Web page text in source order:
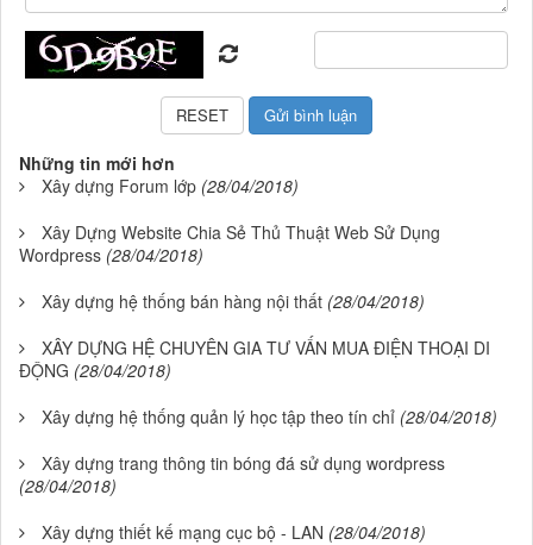
Những tin mới hơn
Xây dựng Forum lớp (28/04/2018)
Xây Dựng Website Chia Sẻ Thủ Thuật Web Sử Dụng
Wordpress (28/04/2018)
Xây dựng hệ thống bán hàng nội thất (28/04/2018)
XÂY DỰNG HỆ CHUYÊN GIA TƯ VẤN MUA ĐIỆN THOẠI DI
ĐỘNG (28/04/2018)
Xây dựng hệ thống quản lý học tập theo tín chỉ (28/04/2018)
Xây dựng trang thông tin bóng đá sử dụng wordpress
(28/04/2018)
Xây dựng thiết kế mạng cục bộ - LAN (28/04/2018)